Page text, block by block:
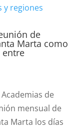
de
Marta como
entre
de
mensual de
Marta los días